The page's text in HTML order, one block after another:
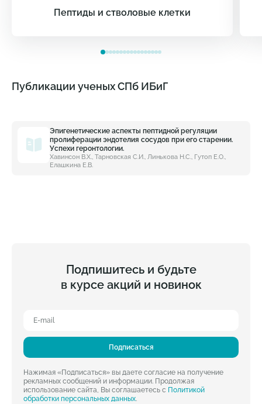
Пептиды и стволовые клетки
Публикации ученых СПб ИБиГ
Эпигенетические аспекты пептидной регуляции
пролиферации эндотелия сосудов при его старении.
Успехи геронтологии.
Хавинсон В.Х., Тарновская С.И., Линькова Н.С., Гутоп Е.О.,
Елашкина Е.В.
Подпишитесь и будьте
в курсе акций и новинок
Подписаться
Нажимая «Подписаться» вы даете согласие на получение
рекламных сообщений и информации. Продолжая
использование сайта, Вы соглашаетесь с Политикой
обработки персональных данных.